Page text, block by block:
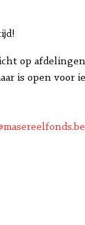
op
is open voor